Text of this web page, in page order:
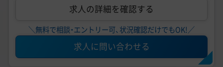
求人の詳細を確認する
＼無料で相談・エントリー可、状況確認だけでもOK!／
求人に問い合わせる